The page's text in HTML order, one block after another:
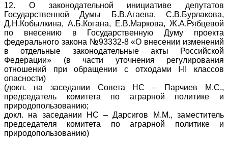
12. О законодательной инициативе депутатов
Государственной Думы Б.В.Агаева, С.В.Бурлакова,
Д.Н.Кобылкина, А.Б.Когана, Е.В.Маркова, Ж.А.Рябцевой
по внесению в Государственную Думу проекта
федерального закона №93332-8 «О внесении изменений
в отдельные законодательные акты Российской
Федерации» (в части уточнения регулирования
отношений при обращении с отходами I-II классов
опасности)
(докл. на заседании Совета НС – Парчиев М.С.,
председатель комитета по аграрной политике и
природопользованию;
докл. на заседании НС – Дарсигов М.М., заместитель
председателя комитета по аграрной политике и
природопользованию)